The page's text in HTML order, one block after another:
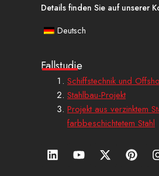
Details finden Sie auf unserer
Deutsch
Fallstudie
Schiffstechnik und
Stahlbau-Projekt
Projekt aus verzinktem
farbbeschichtetem Stahl
L
i
Y
o
X
-
P
i